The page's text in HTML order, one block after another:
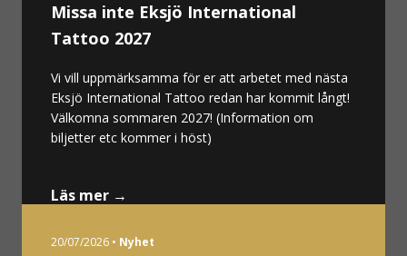
Missa inte Eksjö International
Tattoo 2027
Vi vill uppmärksamma för er att arbetet med nästa
Eksjö International Tattoo redan har kommit långt!
Välkomna sommaren 2027! (Information om
biljetter etc kommer i höst)
Läs mer →
20/07/2026 • Nyhet